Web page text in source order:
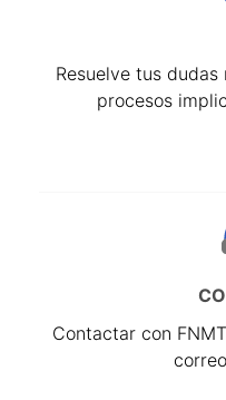
Resuelve tus
procesos
Contactar con